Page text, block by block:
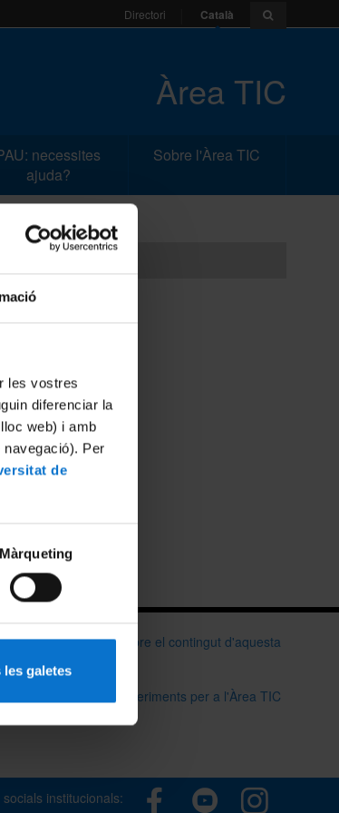
les vostres
diferenciar la
web) i amb
navegació). Per
de
Màrqueting
les galetes
Directori Català
Àrea TIC
necessites
ajuda?
Sobre l'Àrea TIC
Vols opinar sobre el contingut d'aquesta
Queixes i suggeriments per a l'Àrea TIC
socials institucionals: